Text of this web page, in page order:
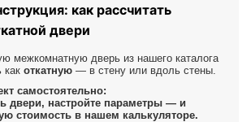
как рассчитать
двери
межкомнатную дверь из нашего каталога
как откатную — в стену или вдоль стены.
самостоятельно:
двери, настройте параметры — и
стоимость в нашем калькуляторе.